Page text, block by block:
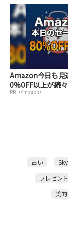
Amazon今日も見
0%OFF以上が続
PR（Amazon）
占い
プレゼント
美的